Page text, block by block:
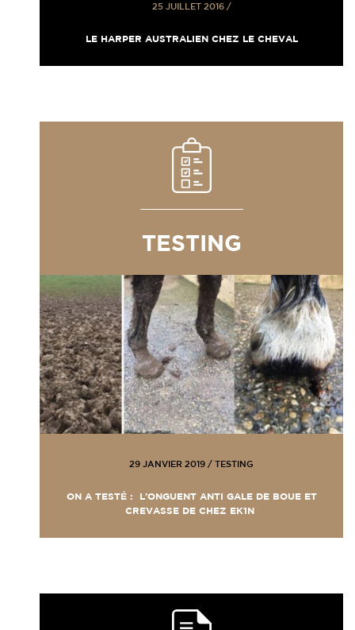
25 JUILLET 2016/
LE HARPER AUSTRALIEN CHEZ LE CHEVAL
TESTING
29 JANVIER 2019 / TESTING
ON A TESTÉ : L’ONGUENT ANTI GALE DE BOUE ET
CREVASSE DE CHEZ EK1N